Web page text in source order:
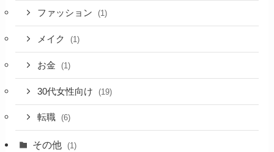
ファッション (1)
メイク (1)
お金 (1)
30代女性向け (19)
転職 (6)
その他 (1)